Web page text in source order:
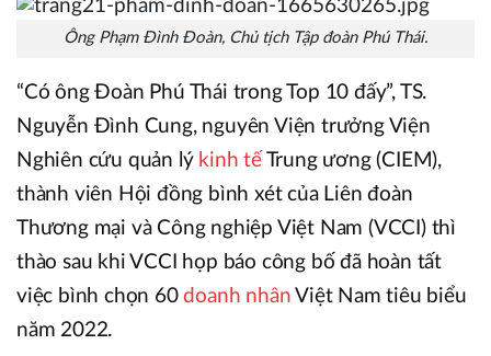
Ông Phạm Đình Đoàn, Chủ tịch Tập đoàn Phú Thái.
“Có ông Đoàn Phú Thái trong Top 10 đấy”, TS.
Nguyễn Đình Cung, nguyên Viện trưởng Viện
Nghiên cứu quản lý kinh tếTrung ương (CIEM),
thành viên Hội đồng bình xét của Liên đoàn
Thương mại và Công nghiệp Việt Nam (VCCI) thì
thào sau khi VCCI họp báo công bố đã hoàn tất
việc bình chọn 60doanh nhân Việt Nam tiêu biểu
năm 2022.